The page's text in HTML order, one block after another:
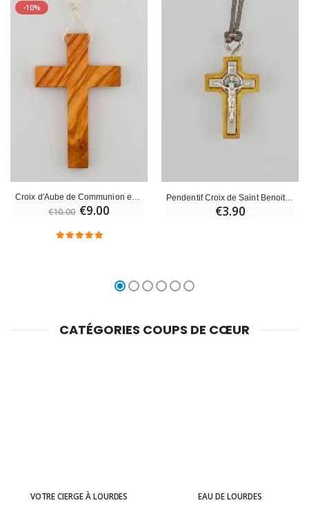
-10%
€10.00 €9.00
Pendentif Croix de Saint Benoit en Bois d'Olivier - 2cm
€3.90
CATÉGORIES COUPS DE CŒUR
VOTRE CIERGE À LOURDES EAU DE LOURDES